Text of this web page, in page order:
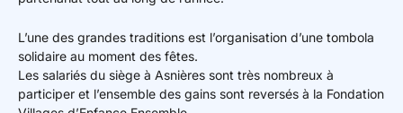
L’une des grandes traditions est l’organisation d’une tombola
solidaire au moment des fêtes.
Les salariés du siège à Asnières sont très nombreux à
participer et l’ensemble des gains sont reversés à la Fondation